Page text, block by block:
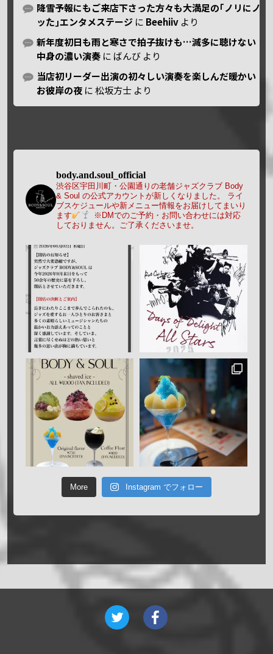
降雪予報にもご来店下さった方々も大満足の｢ノリにノ
ッた｣エンタメステージ に Beehiiv より
新年度初日も雨と寒さで拍子抜けも…滅多に聴けない
中身の濃い演奏 に ばんび より
当店初リーダー出演の初々しい演奏を楽しんだ暖かい
お彼岸の夜 に松坂方士 より
body.and.soul_official
渋谷区宇田川町・公園通りの老舗ジャズクラブ Body
& Soul の公式アカウントが新しくなりました。
ライ
ブスケジュールや新メニュー情報をお届けしてまいり
ます
※DMでのご予約・お問い合わせには対応
しておりません。ご了承くださいませ。
More Instagram でフォロー